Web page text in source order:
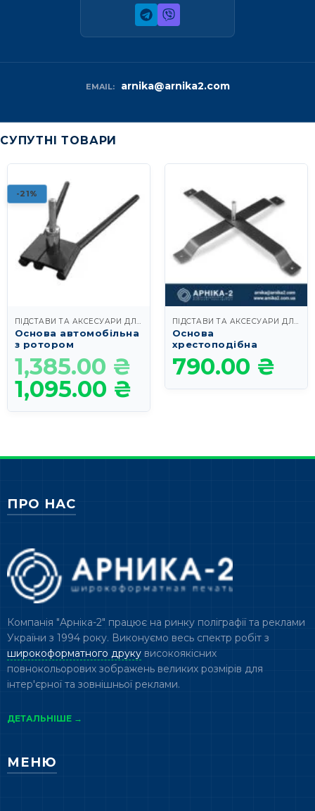
EMAIL: arnika@arnika2.com
СУПУТНІ ТОВАРИ
-21%
ПІДСТАВИ ТА АКСЕСУАРИ ДЛЯ ФЛАГШТОКІВ
Основа автомобільна
з ротором
1,385.00 ₴
Оригінальна
1,095.00 ₴ціна:
ПІДСТАВИ ТА АКСЕСУАРИ ДЛЯ ФЛАГШТОКІВ
Основа
хрестоподібна
790.00 ₴
ПРО НАС
Компанія "Арніка-2" працює на ринку поліграфії та реклами
України з 1994 року. Виконуємо весь спектр робіт з
широкоформатного друкувисокоякісних
повнокольорових зображень великих розмірів для
інтер'єрної та зовнішньої реклами.
ДЕТАЛЬНІШЕ →
МЕНЮ